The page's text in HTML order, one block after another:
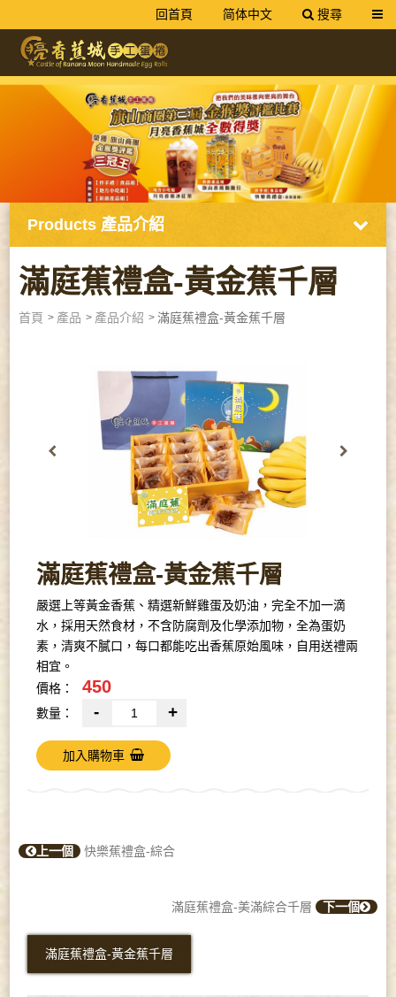
網友旗山美食推薦｜手工蛋捲禮盒
回首頁 简体中文 搜尋
Products 產品介紹
滿庭蕉禮盒-黃金蕉千層
首頁 產品 產品介紹 滿庭蕉禮盒-黃金蕉千層
滿庭蕉禮盒-黃金蕉千層
嚴選上等黃金香蕉、精選新鮮雞蛋及奶油，完全不加一滴
水，採用天然食材，不含防腐劑及化學添加物，全為蛋奶
素，清爽不膩口，每口都能吃出香蕉原始風味，自用送禮兩
相宜。
價格：
450
數量： - +
加入購物車
上一個 快樂蕉禮盒-綜合
滿庭蕉禮盒-美滿綜合千層 下一個
滿庭蕉禮盒-黃金蕉千層